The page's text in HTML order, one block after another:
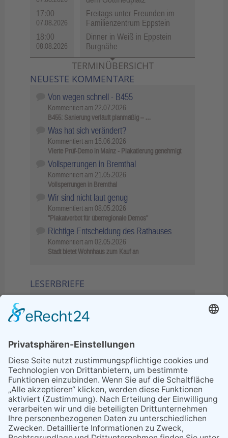
17:00
07.08.2026
Freitags unter Freunden im
Familienzentrum Eppstein
18:00
08.08.2026
Dinner in Weiß in Eppstein
Burgnähe
TERMINÜBERSICHT
NEUESTE KOMMENTARE
Von wegen schnell - B455
Kommentiert am 22.07.2026
B455: Sanierung verläuft planmäßig – …
Was hat sich verändert?
Kommentiert am 15.06.2026
Vierte Prüf-Demo in Mainz - Plakatierung genehmigt
Vollsperrungen in Bremthal
Kommentiert am 21.05.2026
Vollsperrungen in Bremthal
Wir sind nicht laut genug
Kommentiert am 08.05.2026
"Plakatverbot für überregionale Demos"
Richtige Entscheidung des Rathauses
Kommentiert am 02.05.2026
Stadt bietet Wohnhaus zum Kauf an
LESERBRIEFE
Sperrung B455: Kleiner
Grenzverkehr statt weite Wege
21.04.2026
Wenn Bahn-Computer nicht
miteinander kommunizieren
11.03.2026
"Plakatverbot für überregionale
Demos"
04.02.2026
Gelbe Tonne – Ein kleiner Blick
über den Tellerand